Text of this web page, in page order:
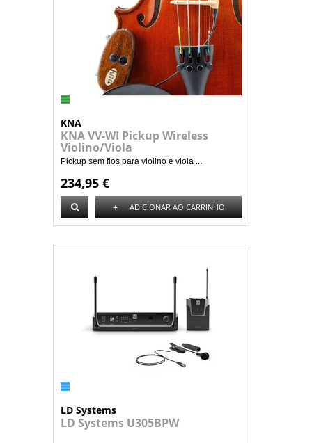
KNA
KNA VV-WI Pickup Wireless
Violino/Viola
Pickup sem fios para violino e viola ...
234,95 €
+ ADICIONAR AO CARRINHO
LD Systems
LD Systems U305BPW